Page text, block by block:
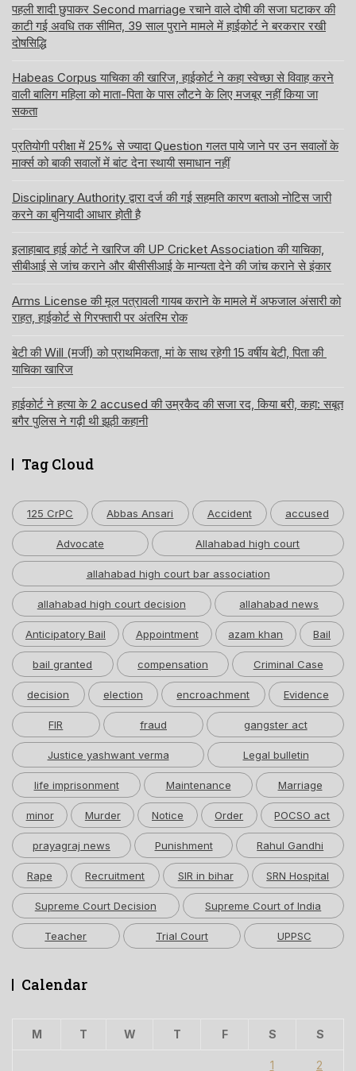
पहली शादी छुपाकर Second marriage रचाने वाले दोषी की सजा घटाकर की
काटी गई अवधि तक सीमित, 39 साल पुराने मामले में हाईकोर्ट ने बरकरार रखी
दोषसिद्धि
Habeas Corpus याचिका की खारिज, हाईकोर्ट ने कहा स्वेच्छा से विवाह करने
वाली बालिग महिला को माता-पिता के पास लौटने के लिए मजबूर नहीं किया जा
सकता
प्रतियोगी परीक्षा में 25% से ज्यादा Question गलत पाये जाने पर उन सवालों के
मार्क्स को बाकी सवालों में बांट देना स्थायी समाधान नहीं
Disciplinary Authority द्वारा दर्ज की गई सहमति कारण बताओ नोटिस जारी
करने का बुनियादी आधार होती है
इलाहाबाद हाई कोर्ट ने खारिज की UP Cricket Association की याचिका,
सीबीआई से जांच कराने और बीसीसीआई के मान्यता देने की जांच कराने से इंकार
Arms License की मूल पत्रावली गायब कराने के मामले में अफजाल अंसारी को
राहत, हाईकोर्ट से गिरफ्तारी पर अंतरिम रोक
बेटी की Will (मर्जी) को प्राथमिकता, मां के साथ रहेगी 15 वर्षीय बेटी, पिता की
याचिका खारिज
हाईकोर्ट ने हत्या के 2 accused की उम्रकैद की सजा रद, किया बरी, कहा: सबूत
बगैर पुलिस ने गढ़ी थी झूठी कहानी
Tag Cloud
125 CrPC Abbas Ansari Accident accused
Advocate Allahabad high court
allahabad high court bar association
allahabad high court decision allahabad news
Anticipatory Bail Appointment azam khan Bail
bail granted compensation Criminal Case
decision election encroachment Evidence
FIR fraud gangster act
Justice yashwant verma Legal bulletin
life imprisonment Maintenance Marriage
minor Murder Notice Order POCSO act
prayagraj news Punishment Rahul Gandhi
Rape Recruitment SIR in bihar SRN Hospital
Supreme Court Decision Supreme Court of India
Teacher Trial Court UPPSC
Calendar
M T W T F S S
1 2